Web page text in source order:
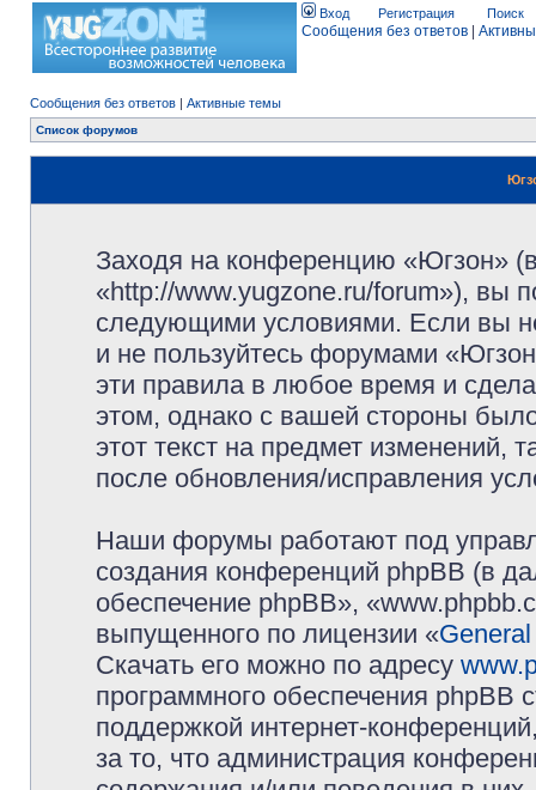
Вход Регистрация Поиск
Сообщения без ответов
Сообщения без ответов | Активные темы
Список форумов
Заходя на конференцию «Югзон»
«http://www.yugzone.ru/forum»), вы
следующими условиями. Если вы
и не пользуйтесь форумами
эти правила в любое время и
этом, однако с вашей стороны
этот текст на предмет изменений,
после обновления/исправления
Наши форумы работают под
создания конференций phpBB (в
обеспечение phpBB»,
выпущенного по лицензии «
Скачать его можно по адресу
программного обеспечения phpBB
поддержкой интернет-
за то, что администрация